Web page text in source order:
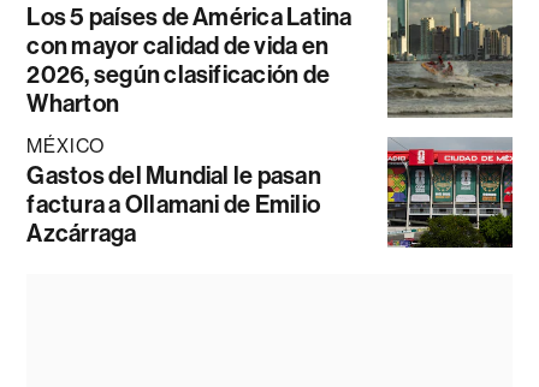
Los 5 países de América Latina
con mayor calidad de vida en
2026, según clasificación de
Wharton
MÉXICO
Gastos del Mundial le pasan
factura a Ollamani de Emilio
Azcárraga